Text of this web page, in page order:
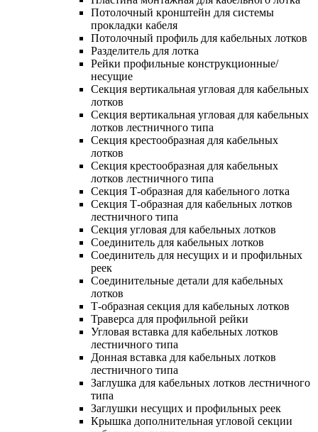
Потолочный кронштейн для системы
прокладки кабеля
Потолочный профиль для кабельных лотков
Разделитель для лотка
Рейки профильные конструкционные/
несущие
Секция вертикальная угловая для кабельных
лотков
Секция вертикальная угловая для кабельных
лотков лестничного типа
Секция крестообразная для кабельных
лотков
Секция крестообразная для кабельных
лотков лестничного типа
Секция Т-образная для кабельного лотка
Секция Т-образная для кабельных лотков
лестничного типа
Секция угловая для кабельных лотков
Соединитель для кабельных лотков
Соединитель для несущих и и профильных
реек
Соединительные детали для кабельных
лотков
Т-образная секция для кабельных лотков
Траверса для профильной рейки
Угловая вставка для кабельных лотков
лестничного типа
Донная вставка для кабельных лотков
лестничного типа
Заглушка для кабельных лотков лестничного
типа
Заглушки несущих и профильных реек
Крышка дополнительная угловой секции